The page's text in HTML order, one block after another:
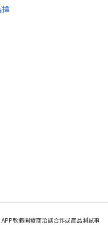
軟體開發商洽談合作或產品測試事